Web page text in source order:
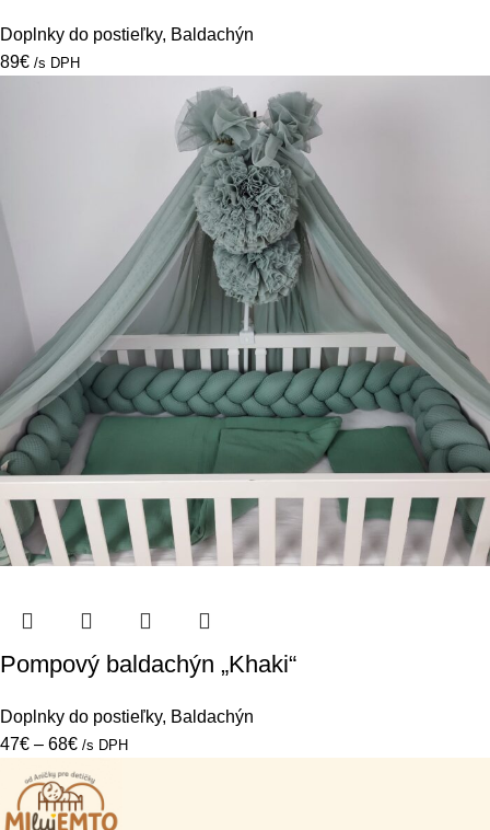
Doplnky do postieľky, Baldachýn
89€ /s DPH
Pompový baldachýn „Khaki“
Doplnky do postieľky, Baldachýn
47€ – 68€ /s DPH